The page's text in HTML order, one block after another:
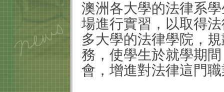
澳洲各大學的法律系
場進行實習，以取得
多大學的法律學院，
務，使學生於就學期
會，增進對法律這門